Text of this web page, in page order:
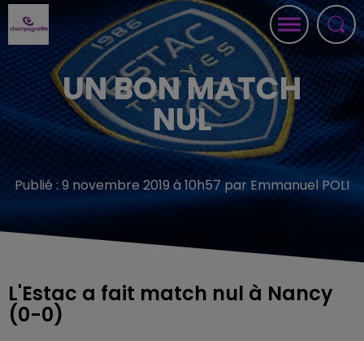
UN BON MATCH
NUL
Publié : 9 novembre 2019 à 10h57 par Emmanuel POLI
L'Estac a fait match nul à Nancy
(0-0)